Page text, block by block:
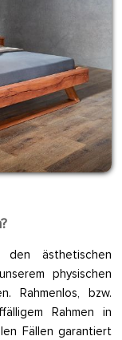
ästhetischen
physischen
Rahmenlos, bzw.
Rahmen in
Fällen garantiert